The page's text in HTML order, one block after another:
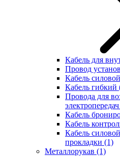
Кабель для
Провод
Кабель силовой
Кабель гибкий
Провода для
электропередач
Кабель
Кабель
Кабель
прокладки (1)
Металлорукав (1)